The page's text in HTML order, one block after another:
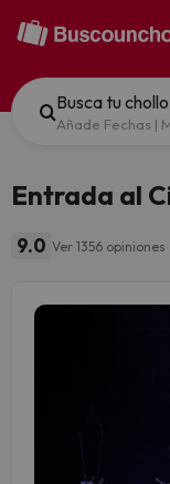
Busca tu chollo
Añade Fechas |
Entrada al
9.0 Ver 1356 opiniones